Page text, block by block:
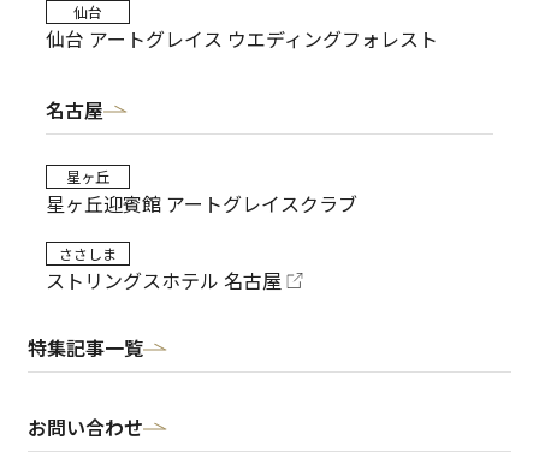
仙台
仙台 アートグレイス ウエディングフォレスト
名古屋
星ヶ丘
星ヶ丘迎賓館 アートグレイスクラブ
ささしま
ストリングスホテル 名古屋
特集記事一覧
お問い合わせ